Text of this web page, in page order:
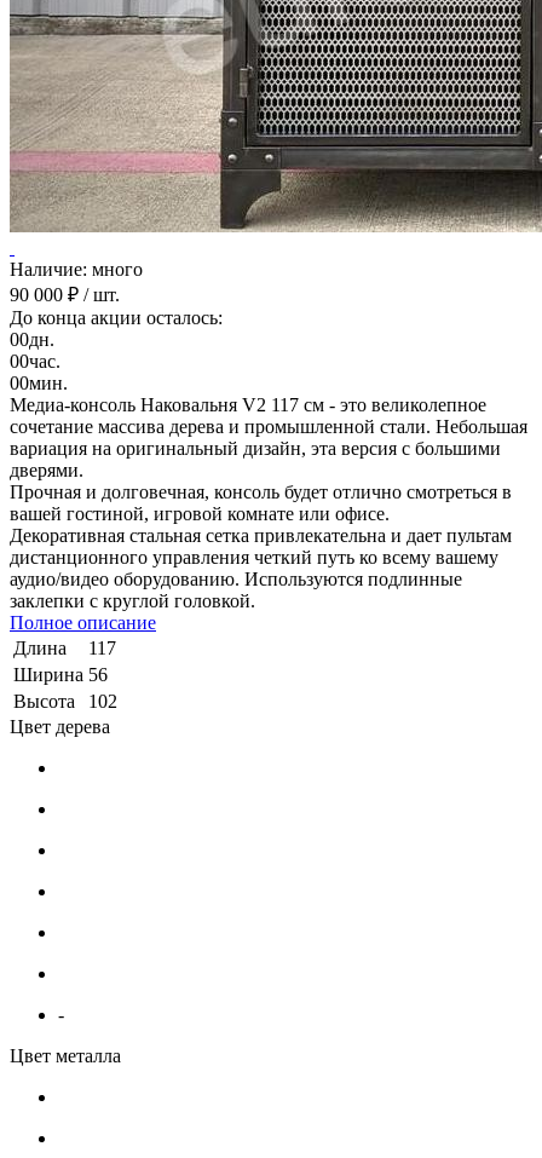
Наличие: много
90 000 ₽ / шт.
До конца акции осталось:
00дн.
00час.
00мин.
Медиа-консоль Наковальня V2 117 см - это великолепное
сочетание массива дерева и промышленной стали. Небольшая
вариация на оригинальный дизайн, эта версия с большими
дверями.
Прочная и долговечная, консоль будет отлично смотреться в
вашей гостиной, игровой комнате или офисе.
Декоративная стальная сетка привлекательна и дает пультам
дистанционного управления четкий путь ко всему вашему
аудио/видео оборудованию. Используются подлинные
заклепки с круглой головкой.
Полное описание
Длина
117
Ширина 56
Высота
102
Цвет дерева
-
Цвет металла